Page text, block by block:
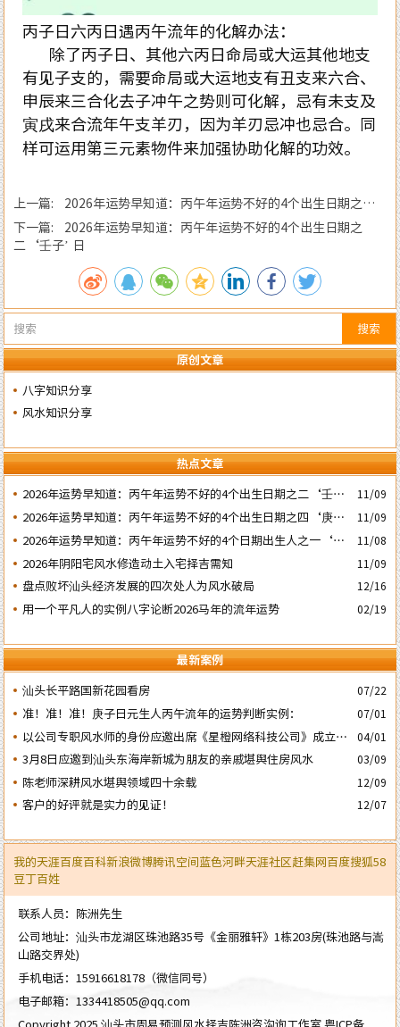
搜索
原创文章
八字知识分享
风水知识分享
热点文章
2026年运势早知道：丙午年运势不好的4个出生日期之二‘壬子’
日
11/09
2026年运势早知道：丙午年运势不好的4个出生日期之四‘庚子’
日
11/09
2026年运势早知道：丙午年运势不好的4个日期出生人之一‘戊
子’ 日
11/08
2026年阴阳宅风水修造动土入宅择吉需知 11/09
盘点败坏汕头经济发展的四次处人为风水破局 12/16
用一个平凡人的实例八字论断2026马年的流年运势 02/19
最新案例
汕头长平路国新花园看房
07/22
准！准！准！庚子日元生人丙午流年的运势判断实例： 07/01
以公司专职风水师的身份应邀出席《星橙网络科技公司》成立5
周年庆典
04/01
3月8日应邀到汕头东海岸新城为朋友的亲戚堪舆住房风水 03/09
陈老师深耕风水堪舆领域四十余载 12/09
客户的好评就是实力的见证！ 12/07
丙子日六丙日遇丙午流年的化解办法：
除了丙子日、其他六丙日命局或大运其他地支
有见子支的，需要命局或大运地支有丑支来六合、
申辰来三合化去子冲午之势则可化解，忌有未支及
寅戌来合流年午支羊刃，因为羊刃忌冲也忌合。同
样可运用第三元素物件来加强协助化解的功效。
上一篇: 2026年运势早知道：丙午年运势不好的4个出生日期之
四‘庚子’ 日
下一篇: 2026年运势早知道：丙午年运势不好的4个出生日期之
二‘壬子’ 日
我的天涯百度百科新浪微博腾讯空间蓝色河畔天涯社区赶集网百度搜狐58
豆丁百姓
联系人员：陈洲先生
公司地址：汕头市龙湖区珠池路35号《金丽雅轩》1栋203房(珠池路与嵩
山路交界处)
手机电话： 15916618178 （微信同号）
电子邮箱： 1334418505@qq.com